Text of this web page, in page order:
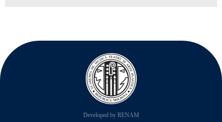
Developed by RENAM